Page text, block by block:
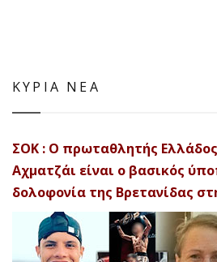
ΚΥΡΙΑ ΝΕΑ
ΣΟΚ : Ο πρωταθλητής
Αχματζάι είναι ο βασικός
δολοφονία της Βρετανίδας